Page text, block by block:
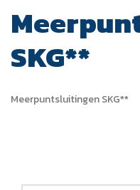
SKG**
Meerpuntsluitingen SKG**